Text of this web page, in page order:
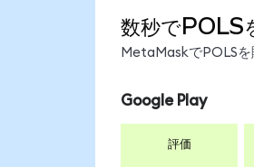
数秒でPOLS
MetaMaskでPOLSを
Google Play
評価